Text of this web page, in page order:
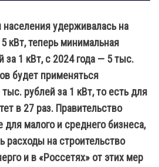
населения удерживалась на
кВт, теперь минимальная
за 1 кВт, с 2024 года — 5 тыс.
будет применяться
рублей за 1 кВт, то есть для
в 27 раз. Правительство
малого и среднего бизнеса,
расходы на строительство
и в «Россетях» от этих мер